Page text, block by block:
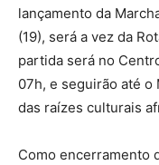
lançamento da
(19), será a vez da
partida será no
07h, e seguirão até o
das raízes culturais
Como encerramento